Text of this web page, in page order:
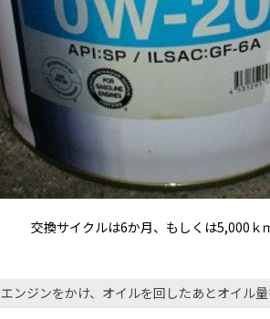
交換サイクルは6か月、もしくは5,000ｋ
エンジンをかけ、オイルを回したあとオイル